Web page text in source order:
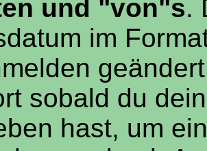
und "von"s.
im
sobald du
hast, um